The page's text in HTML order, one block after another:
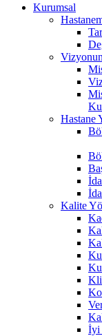
Kurumsal
Hastane
Kalite
İyi